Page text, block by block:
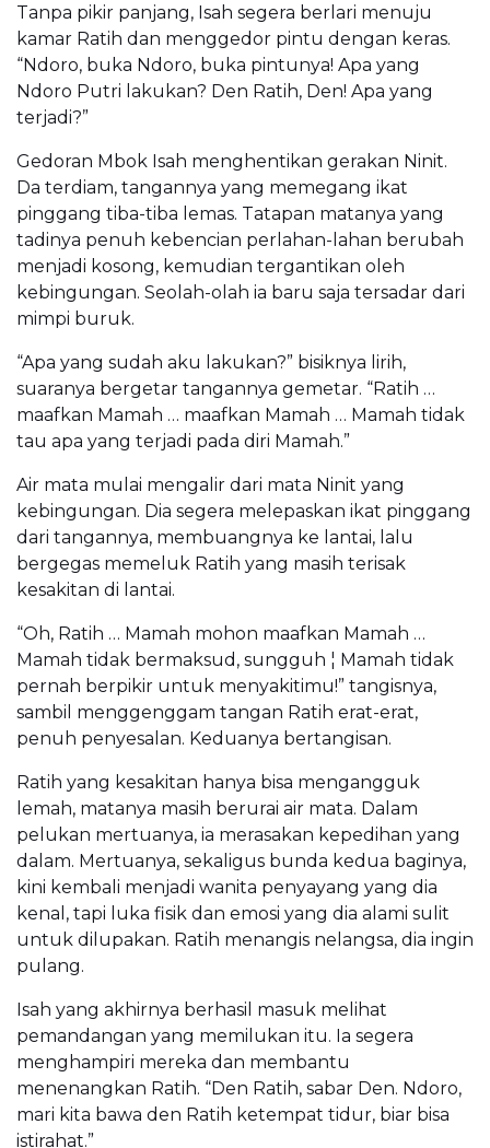
Tanpa pikir panjang, Isah segera berlari menuju
kamar Ratih dan menggedor pintu dengan keras.
“Ndoro, buka Ndoro, buka pintunya! Apa yang
Ndoro Putri lakukan? Den Ratih, Den! Apa yang
terjadi?”
Gedoran Mbok Isah menghentikan gerakan Ninit.
Da terdiam, tangannya yang memegang ikat
pinggang tiba-tiba lemas. Tatapan matanya yang
tadinya penuh kebencian perlahan-lahan berubah
menjadi kosong, kemudian tergantikan oleh
kebingungan. Seolah-olah ia baru saja tersadar dari
mimpi buruk.
“Apa yang sudah aku lakukan?” bisiknya lirih,
suaranya bergetar tangannya gemetar. “Ratih …
maafkan Mamah … maafkan Mamah … Mamah tidak
tau apa yang terjadi pada diri Mamah.”
Air mata mulai mengalir dari mata Ninit yang
kebingungan. Dia segera melepaskan ikat pinggang
dari tangannya, membuangnya ke lantai, lalu
bergegas memeluk Ratih yang masih terisak
kesakitan di lantai.
“Oh, Ratih … Mamah mohon maafkan Mamah …
Mamah tidak bermaksud, sungguh ¦ Mamah tidak
pernah berpikir untuk menyakitimu!” tangisnya,
sambil menggenggam tangan Ratih erat-erat,
penuh penyesalan. Keduanya bertangisan.
Ratih yang kesakitan hanya bisa mengangguk
lemah, matanya masih berurai air mata. Dalam
pelukan mertuanya, ia merasakan kepedihan yang
dalam. Mertuanya, sekaligus bunda kedua baginya,
kini kembali menjadi wanita penyayang yang dia
kenal, tapi luka fisik dan emosi yang dia alami sulit
untuk dilupakan. Ratih menangis nelangsa, dia ingin
pulang.
Isah yang akhirnya berhasil masuk melihat
pemandangan yang memilukan itu. Ia segera
menghampiri mereka dan membantu
menenangkan Ratih. “Den Ratih, sabar Den. Ndoro,
mari kita bawa den Ratih ketempat tidur, biar bisa
istirahat.”